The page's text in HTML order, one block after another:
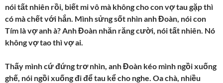
nói tất nhiên rồi, biết mi vô mà không cho con vợ tau gặp thì
có mà chết với hắn. Mình sửng sốt nhìn anh Đoàn, nói con
Tím là vợ anh à? Anh Đoàn nhăn răng cười, nói tất nhiên. Nó
không vợ tao thì vợ ai.
Thấy mình cứ đứng trơ nhìn, anh Đoàn kéo mình ngồi xuống
ghế, nói ngồi xuống đi để tau kể cho nghe. Oa chà, nhiều